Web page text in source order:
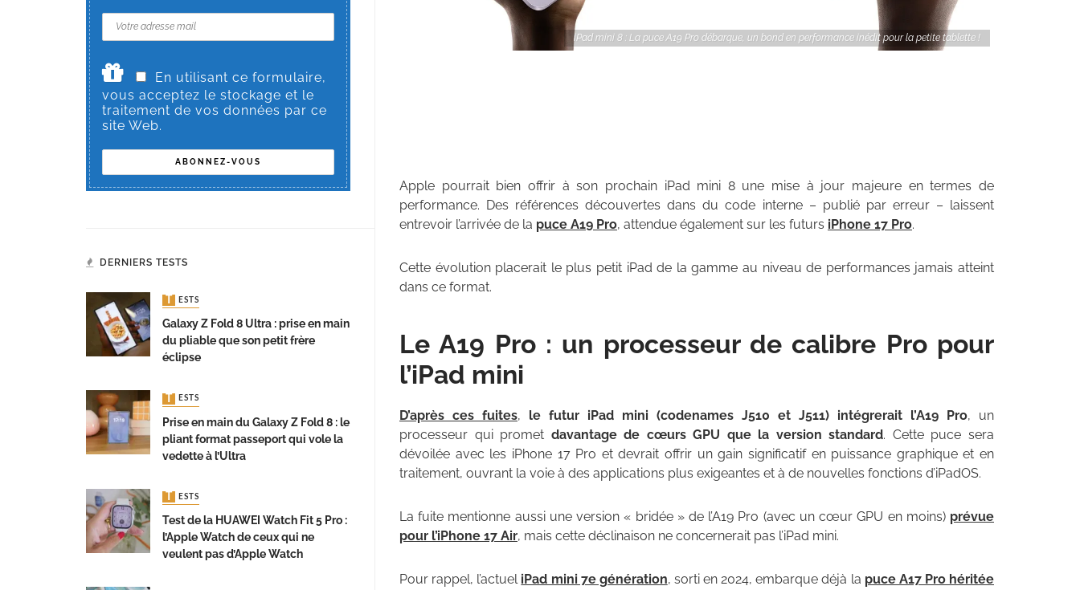
iPad mini 8 : La puce A19 Pro débarque, un bond en performance inédit pour la petite tablette !
Apple pourrait bien offrir à son prochain iPad mini 8 une mise à jour majeure en termes de
performance. Des références découvertes dans du code interne – publié par erreur – laissent
entrevoir l’arrivée de la puce A19 Pro, attendue également sur les futurs iPhone 17 Pro.
Cette évolution placerait le plus petit iPad de la gamme au niveau de performances jamais atteint
dans ce format.
Le A19 Pro : un processeur de calibre Pro pour
l’iPad mini
D’après ces fuites, le futur iPad mini (codenames J510 et J511) intégrerait l’A19 Pro, un
processeur qui promet davantage de cœurs GPU que la version standard. Cette puce sera
dévoilée avec les iPhone 17 Pro et devrait offrir un gain significatif en puissance graphique et en
traitement, ouvrant la voie à des applications plus exigeantes et à de nouvelles fonctions d’iPadOS.
La fuite mentionne aussi une version « bridée » de l’A19 Pro (avec un cœur GPU en moins) prévue
pour l’iPhone 17 Air, mais cette déclinaison ne concernerait pas l’iPad mini.
Pour rappel, l’actuel iPad mini 7e génération, sorti en 2024, embarque déjà la puce A17 Pro héritée
En utilisant ce formulaire,
vous acceptez le stockage et le
traitement de vos données par ce
site Web.
DERNIERS TESTS
TESTS
Galaxy Z Fold 8 Ultra : prise en main
du pliable que son petit frère
éclipse
TESTS
Prise en main du Galaxy Z Fold 8 : le
pliant format passeport qui vole la
vedette à l’Ultra
TESTS
Test de la HUAWEI Watch Fit 5 Pro :
l’Apple Watch de ceux qui ne
veulent pas d’Apple Watch